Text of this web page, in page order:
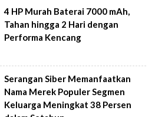
4 HP Murah Baterai 7000 mAh,
Tahan hingga 2 Hari dengan
Performa Kencang
Serangan Siber Memanfaatkan
Nama Merek Populer Segmen
Keluarga Meningkat 38 Persen